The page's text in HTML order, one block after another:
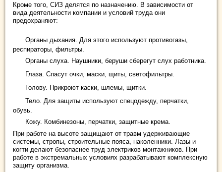
Кроме того, СИЗ делятся по назначению. В зависимости от
вида деятельности компании и условий труда они
предохраняют:
Органы дыхания. Для этого используют противогазы,
респираторы, фильтры.
Органы слуха. Наушники, беруши сберегут слух работника.
Глаза. Спасут очки, маски, щиты, светофильтры.
Голову. Прикроют каски, шлемы, щитки.
Тело. Для защиты используют спецодежду, перчатки,
обувь.
Кожу. Комбинезоны, перчатки, защитные крема.
При работе на высоте защищают от травм удерживающие
системы, стропы, строительные пояса, наколенники. Лазы и
когти делают безопаснее труд электриков монтажников. При
работе в экстремальных условиях разрабатывают комплексную
защиту организма.